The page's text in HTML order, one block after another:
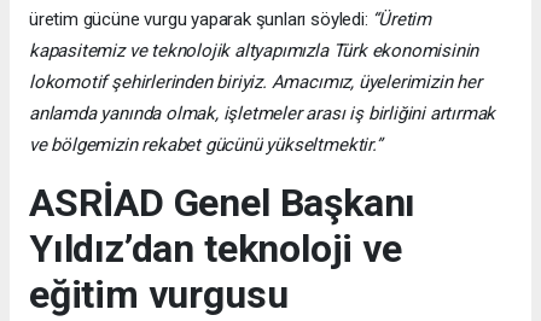
üretim gücüne vurgu yaparak şunları söyledi: “Üretim
kapasitemiz ve teknolojik altyapımızla Türk ekonomisinin
lokomotif şehirlerinden biriyiz. Amacımız, üyelerimizin her
anlamda yanında olmak, işletmeler arası iş birliğini artırmak
ve bölgemizin rekabet gücünü yükseltmektir.”
ASRİAD Genel Başkanı
Yıldız’dan teknoloji ve
eğitim vurgusu